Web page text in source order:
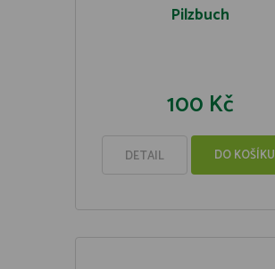
Pilzbuch
100 Kč
DETAIL DO KOŠÍKU